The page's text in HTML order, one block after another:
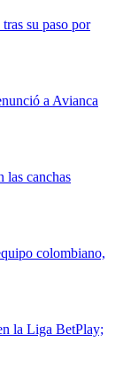
su paso por
a Avianca
las canchas
colombiano,
la Liga BetPlay;